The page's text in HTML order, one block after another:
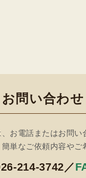
お問い合わせ
、お電話またはお問い
単なご依頼内容やご
214-3742／